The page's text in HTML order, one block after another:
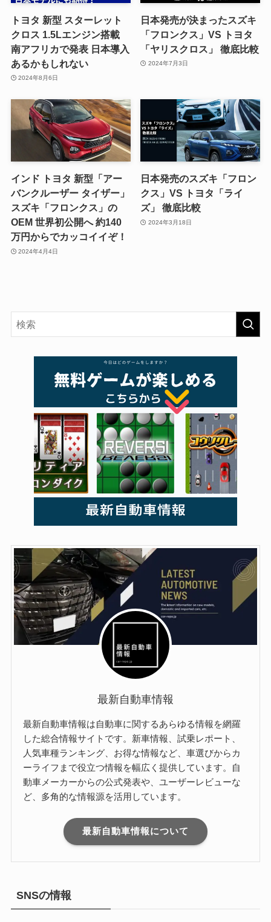
トヨタ 新型 スターレット
クロス 1.5Lエンジン搭載
南アフリカで発表 日本導入
あるかもしれない
2024年8月6日
日本発売が決まったスズキ
「フロンクス」VS トヨタ
「ヤリスクロス」 徹底比較
2024年7月3日
インド トヨタ 新型「アー
バンクルーザー タイザー」
スズキ「フロンクス」の
OEM 世界初公開へ 約140
万円からでカッコイイぞ！
2024年4月4日
日本発売のスズキ「フロン
クス」VS トヨタ「ライ
ズ」 徹底比較
2024年3月18日
最新自動車情報
最新自動車情報は自動車に関するあらゆる情報を網羅
した総合情報サイトです。新車情報、試乗レポート、
人気車種ランキング、お得な情報など、車選びからカ
ーライフまで役立つ情報を幅広く提供しています。自
動車メーカーからの公式発表や、ユーザーレビューな
ど、多角的な情報源を活用しています。
最新自動車情報について
SNSの情報